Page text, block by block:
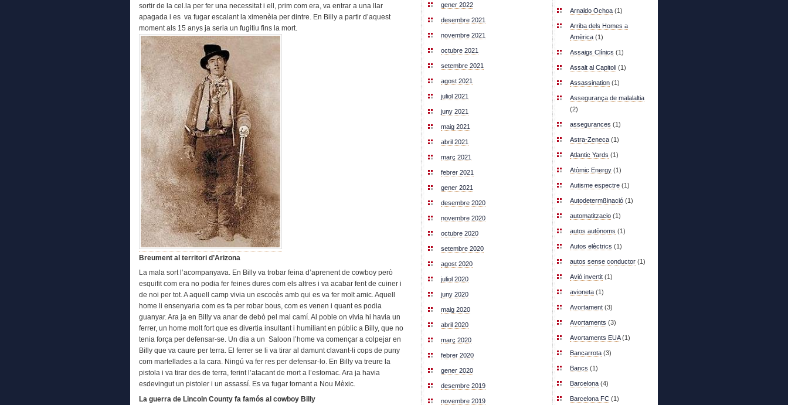
sortir de la cel.la per fer una necessitat i ell, prim com era, va entrar a una llar
apagada i es va fugar escalant la ximenèia per dintre. En Billy a partir d’aquest
moment als 15 anys ja seria un fugitiu fins la mort.
Breument al territori d’Arizona
La mala sort l’acompanyava. En Billy va trobar feina d’aprenent de cowboy però
esquifit com era no podia fer feines dures com els altres i va acabar fent de cuiner i
de noi per tot. A aquell camp vivia un escocès amb qui es va fer molt amic. Aquell
home li ensenyaria com es fa per robar bous, com es venen i quant es podia
guanyar. Ara ja en Billy va anar de debò pel mal camí. Al poble on vivia hi havia un
ferrer, un home molt fort que es divertia insultant i humiliant en públic a Billy, que no
tenia força per defensar-se. Un dia a un Saloon l’home va començar a colpejar en
Billy que va caure per terra. El ferrer se li va tirar al damunt clavant-li cops de puny
com martellades a la cara. Ningú va fer res per defensar-lo. En Billy va treure la
pistola i va tirar des de terra, ferint l’atacant de mort a l’estomac. Ara ja havia
esdevingut un pistoler i un assassí. Es va fugar tornant a Nou Mèxic.
La guerra de Lincoln County fa famós al cowboy Billy
gener 2022
desembre 2021
novembre 2021
octubre 2021
setembre 2021
agost 2021
juliol 2021
juny 2021
maig 2021
abril 2021
març 2021
febrer 2021
gener 2021
desembre 2020
novembre 2020
octubre 2020
setembre 2020
agost 2020
juliol 2020
juny 2020
maig 2020
abril 2020
març 2020
febrer 2020
gener 2020
desembre 2019
novembre 2019
Arnaldo Ochoa (1)
Arriba dels Homes a
Amèrica (1)
Assaigs Clínics (1)
Assalt al Capitoli (1)
Assassination (1)
Assegurança de malalaltia
(2)
assegurances (1)
Astra-Zeneca (1)
Atlantic Yards (1)
Atòmic Energy (1)
Autisme espectre (1)
Autodetermßinació (1)
automatitzacio (1)
autos autònoms (1)
Autos elèctrics (1)
autos sense conductor (1)
Avió invertit (1)
avioneta (1)
Avortament (3)
Avortaments (3)
Avortaments EUA(1)
Bancarrota (3)
Bancs (1)
Barcelona (4)
Barcelona FC (1)